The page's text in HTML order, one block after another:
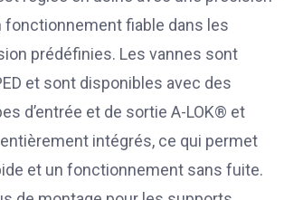
fonctionnement fiable dans les
prédéfinies. Les vannes sont
et sont disponibles avec des
d’entrée et de sortie A-LOK® et
intégrés, ce qui permet
et un fonctionnement sans fuite.